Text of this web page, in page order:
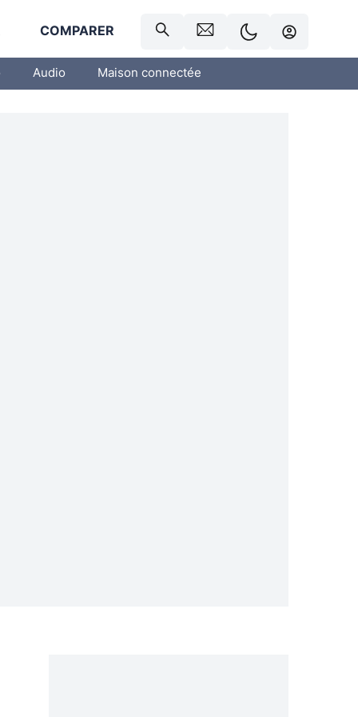
COMPARER
Audio Maison connectée